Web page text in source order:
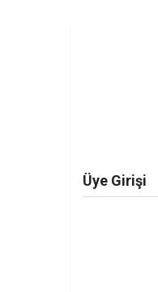
Üye Girişi